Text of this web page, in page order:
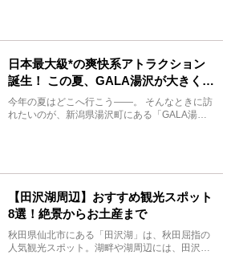
日本最大級*の爽快系アトラクション
誕生！ この夏、GALA湯沢が大きく生
まれ変わる
今年の夏はどこへ行こう――。 そんなときに訪
れたいのが、新潟県湯沢町にある「GALA湯
【田沢湖周辺】おすすめ観光スポット
8選！絶景からお土産まで
秋田県仙北市にある「田沢湖」は、秋田屈指の
人気観光スポット。湖畔や湖周辺には、田沢湖